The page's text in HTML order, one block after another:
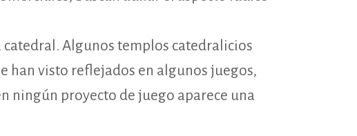
Algunos templos catedralicios
han visto reflejados en algunos juegos,
ningún proyecto de juego aparece una